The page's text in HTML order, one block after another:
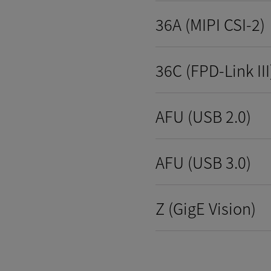
36A (MIPI CSI-2)
36C (FPD-Link
AFU (USB 2.0)
AFU (USB 3.0)
Z (GigE Vision)